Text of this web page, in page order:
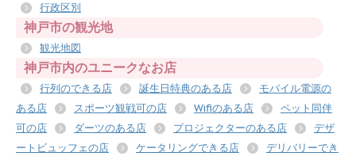
行政区別
神戸市の観光地
観光地図
神戸市内のユニークなお店
行列のできる店 誕生日特典のある店
モバイル電源の
ある店
スポーツ観戦可の店 Wifiのある店
ペット同伴
可の店
ダーツのある店 プロジェクターのある店
デザ
ートビュッフェの店
ケータリングできる店
デリバリーでき